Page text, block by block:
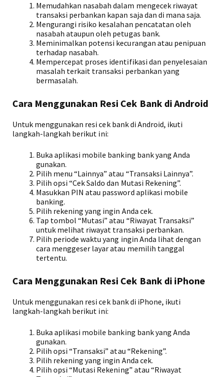
Memudahkan nasabah dalam mengecek riwayat
transaksi perbankan kapan saja dan di mana saja.
Mengurangi risiko kesalahan pencatatan oleh
nasabah ataupun oleh petugas bank.
Meminimalkan potensi kecurangan atau penipuan
terhadap nasabah.
Mempercepat proses identifikasi dan penyelesaian
masalah terkait transaksi perbankan yang
bermasalah.
Cara Menggunakan Resi Cek Bank di Android
Untuk menggunakan resi cek bank di Android, ikuti
langkah-langkah berikut ini:
Buka aplikasi mobile banking bank yang Anda
gunakan.
Pilih menu “Lainnya” atau “Transaksi Lainnya”.
Pilih opsi “Cek Saldo dan Mutasi Rekening”.
Masukkan PIN atau password aplikasi mobile
banking.
Pilih rekening yang ingin Anda cek.
Tap tombol “Mutasi” atau “Riwayat Transaksi”
untuk melihat riwayat transaksi perbankan.
Pilih periode waktu yang ingin Anda lihat dengan
cara menggeser layar atau memilih tanggal
tertentu.
Cara Menggunakan Resi Cek Bank di iPhone
Untuk menggunakan resi cek bank di iPhone, ikuti
langkah-langkah berikut ini:
Buka aplikasi mobile banking bank yang Anda
gunakan.
Pilih opsi “Transaksi” atau “Rekening”.
Pilih rekening yang ingin Anda cek.
Pilih opsi “Mutasi Rekening” atau “Riwayat